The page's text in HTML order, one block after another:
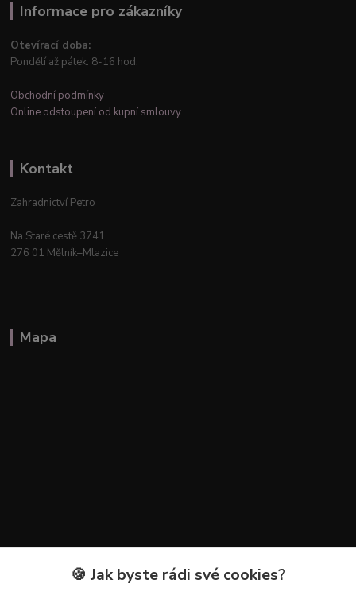
Informace pro zákazníky
Otevírací doba:
Pondělí až pátek: 8-16 hod.
Obchodní podmínky
Online odstoupení od kupní smlouvy
Kontakt
Zahradnictví Petro
Na Staré cestě 3741
276 01 Mělník–Mlazice
Mapa
Kontakty🍪 Jak byste rádi své cookies?